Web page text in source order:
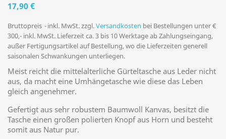
17,90 €
Bruttopreis inkl. MwSt. zzgl.Versandkosten bei Bestellungen unter €
300,- inkl. MwSt. Lieferzeit ca. 3 bis 10 Werktage ab Zahlungseingang,
außer Fertigungsartikel auf Bestellung, wo die Lieferzeiten generell
saisonalen Schwankungen unterliegen.
Meist reicht die mittelalterliche Gürteltasche aus Leder nicht
aus, da macht eine Umhängetasche wie diese das Leben
gleich angenehmer.
Gefertigt aus sehr robustem Baumwoll Kanvas, besitzt die
Tasche einen großen polierten Knopf aus Horn und besteht
somit aus Natur pur.